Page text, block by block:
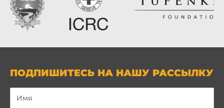
ПОДПИШИТЕСЬ НА НАШУ РАССЫЛКУ